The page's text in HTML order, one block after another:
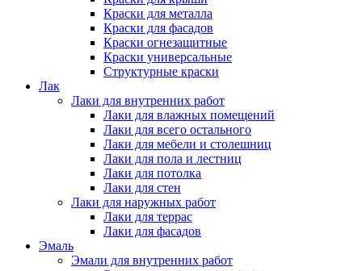
Краски для металла
Краски для фасадов
Краски огнезащитные
Краски универсальные
Структурные краски
Лак
Лаки для внутренних работ
Лаки для влажных помещений
Лаки для всего остального
Лаки для мебели и столешниц
Лаки для пола и лестниц
Лаки для потолка
Лаки для стен
Лаки для наружных работ
Лаки для террас
Лаки для фасадов
Эмаль
Эмали для внутренних работ